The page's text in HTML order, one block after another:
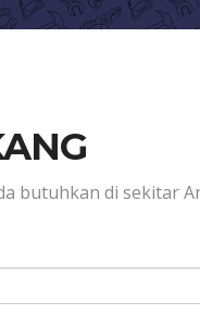
butuhkan di sekitar